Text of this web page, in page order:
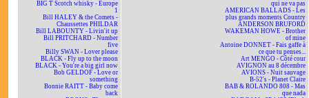
BIG T Scotch whisky - Europe
1
Bill HALEY & the Comets -
Chaussettes PHILDAR
Bill LABOUNTY - Livin'it up
Bill PRITCHARD - Number
five
Billy SWAN - Lover please
BLACK - Fly up to the moon
BLACK - You're a big girl now
Bob GELDOF - Love or
something
Bonnie RAITT - Baby come
back
qui ne va pas
AMERICAN BALLADS - Les
plus grands moments Country
ANDERSON BRUFORD
WAKEMAN HOWE - Brother
of mine
Antoine DONNET - Fais gaffe à
ce que tu penses...
Art MENGO - Côté cour
AVIGNON au 8 décembre
AVIONS - Nuit sauvage
B-52's - Planet Claire
BAB & ROLANDO 808 - Mas
que nada